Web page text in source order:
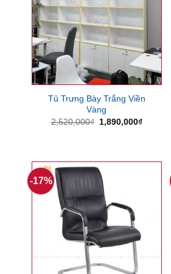
Tủ Trưng Bày Trắng Viền
Vàng
2,520,000₫ Giá
1,890,000₫Giá
-17%